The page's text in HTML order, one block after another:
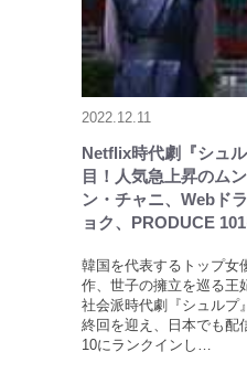
2022.12.11
Netflix時代劇『シュ
目！人気急上昇のム
ン・チャニ、Webド
ョク、PRODUCE
韓国を代表するトップ女
作、世子の擁立を巡る王
社会派時代劇『シュルプ
終回を迎え、日本でも配
10にランクインし…